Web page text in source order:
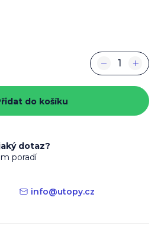
+
−
do košíku
dotaz?
poradí
info@utopy.cz